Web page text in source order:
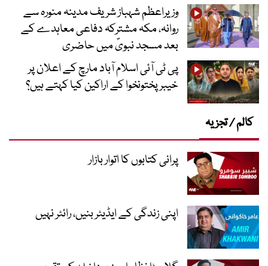
وزیراعظم شہباز شریف مدینہ منورہ سے
روانہ، مکہ مشترکہ دفاعی معاہدے کے
بعد مسجد نبویؐ میں حاضری
پی ٹی آئی اسلام آباد مارچ کے اعلان پر
خیبر پختونخوا کے اراکین کیا کہتے ہیں؟
کالم / تجزیہ
پرانی کتابوں کا اتوار بازار
اپنی زندگی کے ایڈیٹر بنیں، رائٹر نہیں